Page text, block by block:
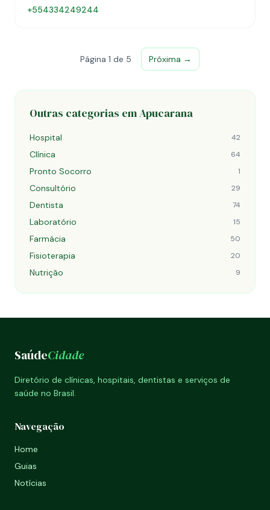
+554334249244
Página 1 de 5 Próxima →
Outras categorias em Apucarana
Hospital 42
Clínica 64
Pronto Socorro 1
Consultório 29
Dentista 74
Laboratório 15
Farmácia 50
Fisioterapia 20
Nutrição 9
SaúdeCidade
Diretório de clínicas, hospitais, dentistas e serviços de
saúde no Brasil.
Navegação
Home
Guias
Notícias